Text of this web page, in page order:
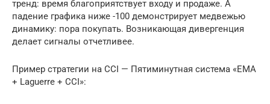
тренд: время благоприятствует входу и продаже. А
падение графика ниже -100 демонстрирует медвежью
динамику: пора покупать. Возникающая дивергенция
делает сигналы отчетливее.
Пример стратегии на CCI — Пятиминутная система «EMA
+ Laguerre + CCI»: